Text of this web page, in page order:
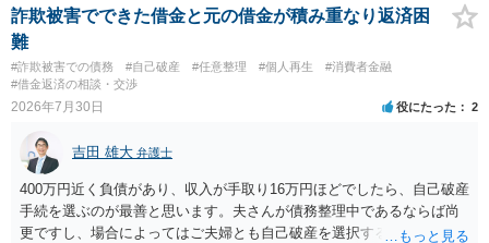
詐欺被害でできた借金と元の借金が積み重なり返済困
難
#詐欺被害での債務 #自己破産 #任意整理 #個人再生
#消費者金融
#借金返済の相談・交渉
2026年7月30日 役にたった 2
吉田 雄大 弁護士
400万円近く負債があり、収入が手取り16万円ほどでしたら、自己破産
手続を選ぶのが最善と思います。夫さんが債務整理中であるならば尚
更ですし、場合によってはご夫婦とも自己破産を選択する方法もある